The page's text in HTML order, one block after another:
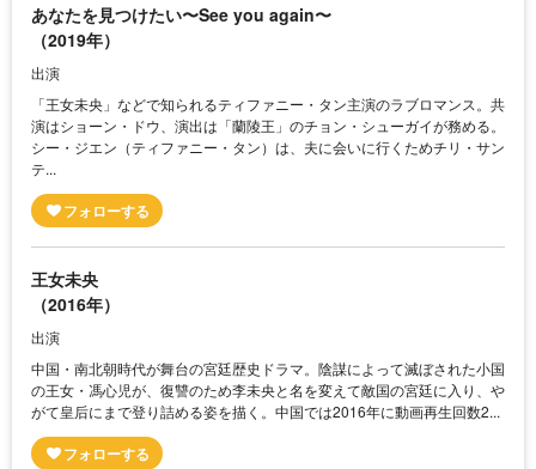
あなたを見つけたい〜See you again〜
（2019年）
出演
「王女未央」などで知られるティファニー・タン主演のラブロマンス。共
演はショーン・ドウ、演出は「蘭陵王」のチョン・シューガイが務める。
シー・ジエン（ティファニー・タン）は、夫に会いに行くためチリ・サン
テ...
王女未央
（2016年）
出演
中国・南北朝時代が舞台の宮廷歴史ドラマ。陰謀によって滅ぼされた小国
の王女・馮心児が、復讐のため李未央と名を変えて敵国の宮廷に入り、や
がて皇后にまで登り詰める姿を描く。中国では2016年に動画再生回数2...